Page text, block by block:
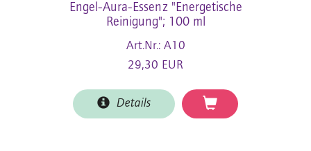
Engel-Aura-Essenz "Energetische
Reinigung"; 100 ml
Art.Nr.: A10
29,30 EUR
Details